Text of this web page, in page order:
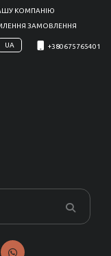
КОМПАНІЮ
ЗАМОВЛЕННЯ
UA +380675765401